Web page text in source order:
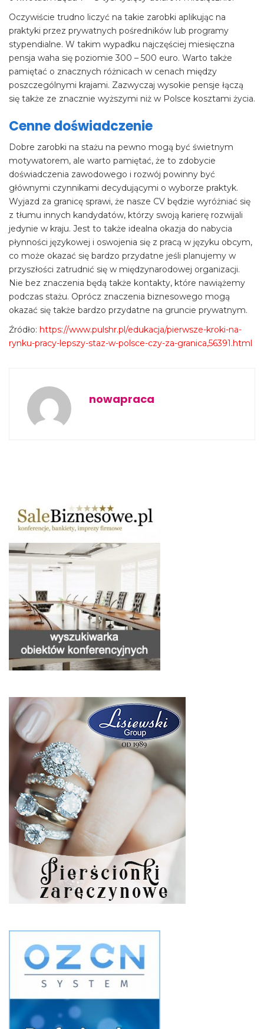
Oczywiście trudno liczyć na takie zarobki aplikując na
praktyki przez prywatnych pośredników lub programy
stypendialne. W takim wypadku najczęściej miesięczna
pensja waha się poziomie 300 – 500 euro. Warto także
pamiętać o znacznych różnicach w cenach między
poszczególnymi krajami. Zazwyczaj wysokie pensje łączą
się także ze znacznie wyższymi niż w Polsce kosztami życia.
Cenne doświadczenie
Dobre zarobki na stażu na pewno mogą być świetnym
motywatorem, ale warto pamiętać, że to zdobycie
doświadczenia zawodowego i rozwój powinny być
głównymi czynnikami decydującymi o wyborze praktyk.
Wyjazd za granicę sprawi, że nasze CV będzie wyróżniać się
z tłumu innych kandydatów, którzy swoją karierę rozwijali
jedynie w kraju. Jest to także idealna okazja do nabycia
płynności językowej i oswojenia się z pracą w języku obcym,
co może okazać się bardzo przydatne jeśli planujemy w
przyszłości zatrudnić się w międzynarodowej organizacji.
Nie bez znaczenia będą także kontakty, które nawiążemy
podczas stażu. Oprócz znaczenia biznesowego mogą
okazać się także bardzo przydatne na gruncie prywatnym.
Źródło: https://www.pulshr.pl/edukacja/pierwsze-kroki-na-
rynku-pracy-lepszy-staz-w-polsce-czy-za-granica,56391.html
nowapraca